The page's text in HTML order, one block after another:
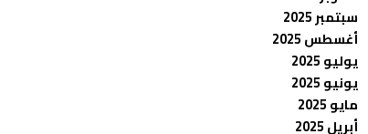
سبتمبر 2025
أغسطس 2025
يوليو 2025
يونيو 2025
مايو 2025
أبريل 2025